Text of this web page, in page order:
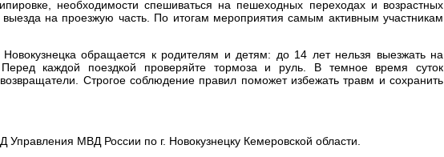
необходимости спешиваться на пешеходных переходах и возрастных
выезда на проезжую часть. По итогам мероприятия самым активным участникам
Новокузнецка обращается к родителям и детям: до 14 лет нельзя выезжать на
каждой поездкой проверяйте тормоза и руль. В темное время суток
Строгое соблюдение правил поможет избежать травм и сохранить
МВД России по г. Новокузнецку Кемеровской области.